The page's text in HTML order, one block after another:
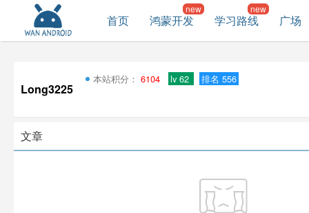
首页 鸿蒙开发 学习路线 广场
Long3225
本站积分： 6104 lv 62 排名 556
文章